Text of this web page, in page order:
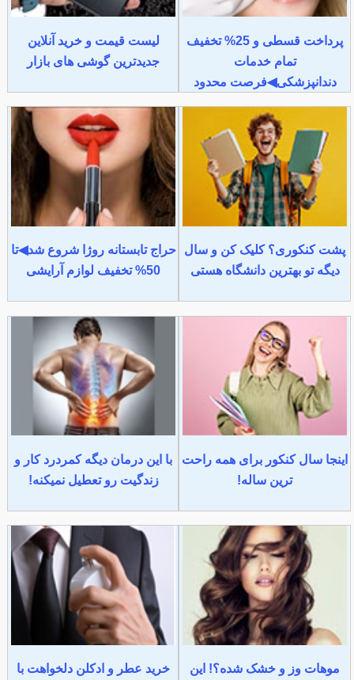
پرداخت قسطی و 25% تخفیف
تمام خدمات
دندانپزشکی◀فرصت محدود
لیست قیمت و خرید آنلاین
جدیدترین گوشی های بازار
پشت کنکوری؟ کلیک کن و سال
دیگه تو بهترین دانشگاه هستی
حراج تابستانه روژا شروع شد◀تا
50% تخفیف لوازم آرایشی
اینجا سال کنکور برای همه راحت
ترین ساله!
با این درمان دیگه کمردرد کار و
زندگیت رو تعطیل نمیکنه!
موهات وز و خشک شده؟! این
خرید عطر و ادکلن دلخواهت با